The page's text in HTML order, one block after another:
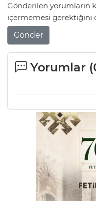
Gönderilen yorumların
içermemesi gerektiğini
Gönder
Yorumlar (